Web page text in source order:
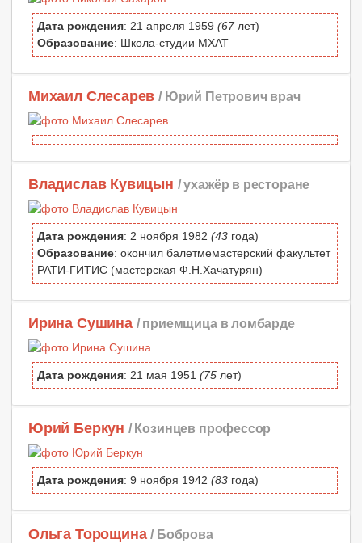
Дата рождения: 21 апреля 1959 (67лет)
Образование: Школа-студии МХАТ
Михаил Слесарев / Юрий Петрович врач
Владислав Кувицын / ухажёр в ресторане
Дата рождения: 2 ноября 1982 (43 года)
Образование: окончил балетмемастерский факультет
РАТИ-ГИТИС (мастерская Ф.Н.Хачатурян)
Ирина Сушина / приемщица в ломбарде
Дата рождения: 21 мая 1951 (75 лет)
Юрий Беркун / Козинцев профессор
Дата рождения: 9 ноября 1942 (83 года)
Ольга Торощина / Боброва